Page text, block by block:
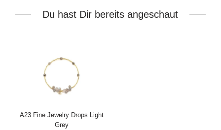
Du hast Dir bereits angeschaut
A23 Fine Jewelry Drops Light
Grey